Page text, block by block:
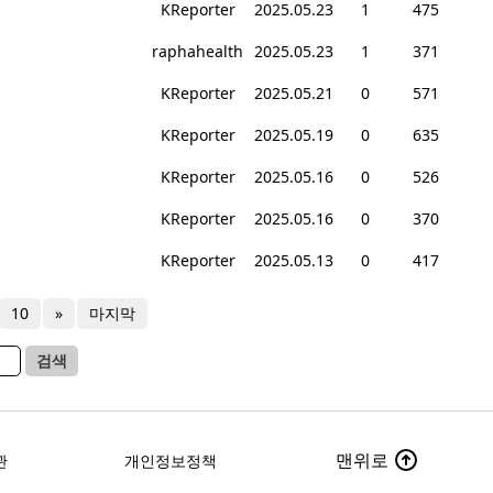
KReporter 2025.05.23 1
475
raphahealth 2025.05.23 1
371
KReporter
2025.05.21 0
571
KReporter
2025.05.19 0
635
KReporter
2025.05.16 0
526
KReporter
2025.05.16 0
370
KReporter
2025.05.13 0 417
10 » 마지막
검색
개인정보정책 맨위로